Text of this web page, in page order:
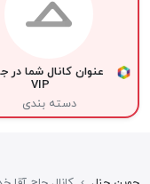
عنوان کانال شما در
VIP
دسته بندی